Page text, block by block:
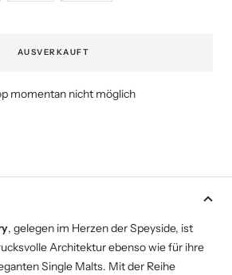
AUSVERKAUFT
momentan nicht möglich
, gelegen im Herzen der Speyside, ist
Architektur ebenso wie für ihre
Single Malts. Mit der Reihe